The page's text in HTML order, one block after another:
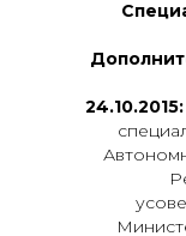
24.10.2015: